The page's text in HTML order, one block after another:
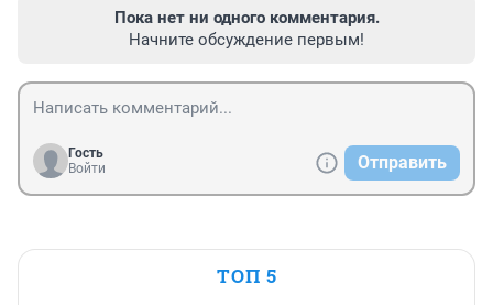
Пока нет ни одного комментария.
Начните обсуждение первым!
Гость
Войти
Отправить
ТОП 5